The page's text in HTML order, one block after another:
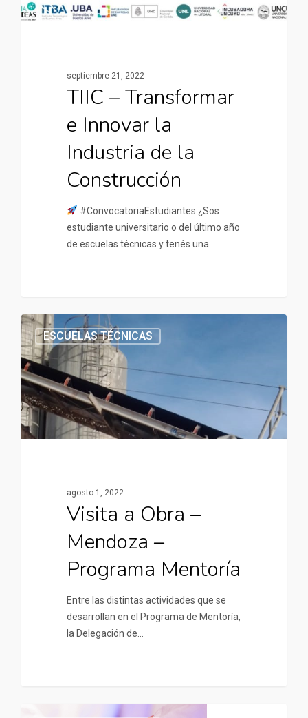
septiembre 21, 2022
TIIC – Transformar
e Innovar la
Industria de la
Construcción
#ConvocatoriaEstudiantes ¿Sos
estudiante universitario o del último año
de escuelas técnicas y tenés una…
ESCUELAS TÉCNICAS
agosto 1, 2022
Visita a Obra –
Mendoza –
Programa Mentoría
Entre las distintas actividades que se
desarrollan en el Programa de Mentoría,
la Delegación de…